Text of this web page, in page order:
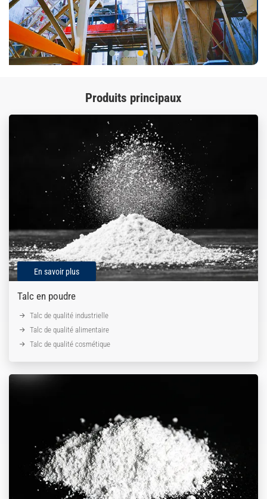
Produits principaux
En savoir plus
Talc en poudre
Talc de qualité industrielle
Talc de qualité alimentaire
Talc de qualité cosmétique